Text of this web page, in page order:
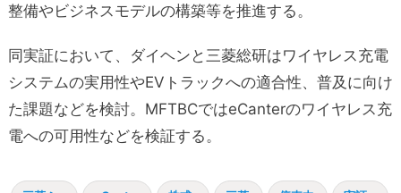
整備やビジネスモデルの構築等を推進する。
同実証において、ダイヘンと三菱総研はワイヤレス充電
システムの実用性やEVトラックへの適合性、普及に向け
た課題などを検討。MFTBCではeCanterのワイヤレス充
電への可用性などを検証する。